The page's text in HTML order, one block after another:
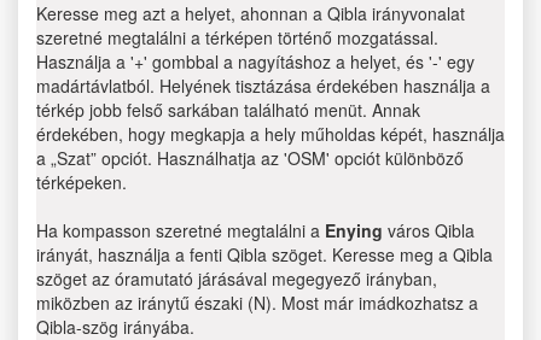
Keresse meg azt a helyet, ahonnan a Qibla irányvonalat
szeretné megtalálni a térképen történő mozgatással.
Használja a '+' gombbal a nagyításhoz a helyet, és '-' egy
madártávlatból. Helyének tisztázása érdekében használja a
térkép jobb felső sarkában található menüt. Annak
érdekében, hogy megkapja a hely műholdas képét, használja
a „Szat” opciót. Használhatja az 'OSM' opciót különböző
térképeken.
Ha kompasson szeretné megtalálni a Enying város Qibla
irányát, használja a fenti Qibla szöget. Keresse meg a Qibla
szöget az óramutató járásával megegyező irányban,
miközben az iránytű északi (N). Most már imádkozhatsz a
Qibla-szög irányába.